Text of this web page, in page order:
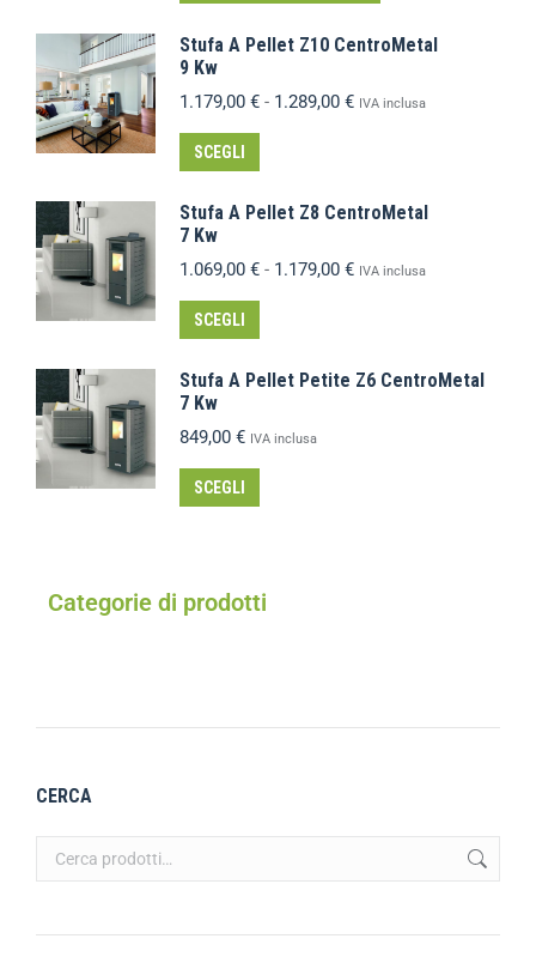
Stufa A Pellet Z10 CentroMetal
9 Kw
1.179,00 € - 1.289,00 € IVA inclusa
SCEGLI
Stufa A Pellet Z8 CentroMetal
7 Kw
1.069,00 € - 1.179,00 € IVA inclusa
SCEGLI
Stufa A Pellet Petite Z6 CentroMetal
7 Kw
849,00 € IVA inclusa
SCEGLI
Categorie di prodotti
CERCA